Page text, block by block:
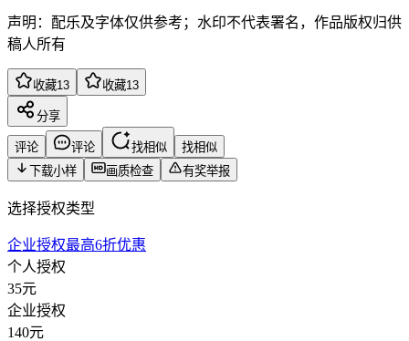
声明：配乐及字体仅供参考；水印不代表署名，作品版权归供
稿人所有
收藏13 收藏13
分享
评论 评论 找相似
找相似
下载小样
画质检查 有奖举报
选择授权类型
企业授权最高6折优惠
个人授权
35元
企业授权
140元